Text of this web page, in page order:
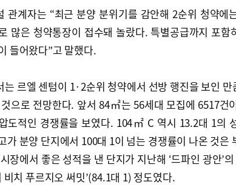
관계자는 “최근 분양 분위기를 감안해 2순위 청약에
많은 청약통장이 접수돼 놀랐다. 특별공급까지 포함
들어왔다”고 말했다.
는 르엘 센텀이 1·2순위 청약에서 선방 행진을 보인
으로 전망한다. 앞서 84㎡는 56세대 모집에 6517건
도적인 경쟁률을 보였다. 104㎡ C 역시 13.2대 1의
가 분양 단지에서 100대 1이 넘는 경쟁률이 나온 것은
장에서 좋은 성적을 낸 단지가 지난해 ‘드파인 광안’
비치 푸르지오 써밋’(84.1대 1) 정도였다.